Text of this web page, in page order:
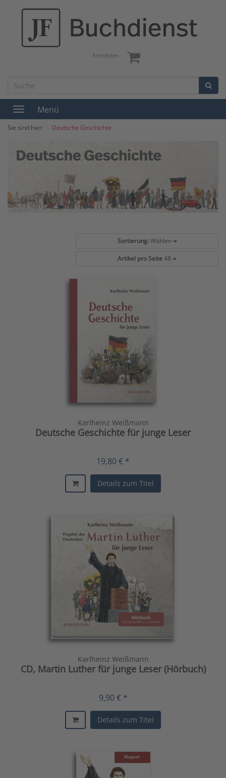
Anmelden
Toggle
navigation
Menü
Sie sind hier: Deutsche Geschichte
Sortierung: Wählen
Artikel pro Seite48
Karlheinz Weißmann
Deutsche Geschichte für junge Leser
19,80 € *
Details zum Titel
Karlheinz Weißmann
CD, Martin Luther für junge Leser (Hörbuch)
9,90 € *
Details zum Titel